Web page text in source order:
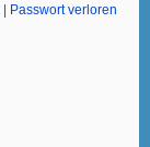
| Passwort verloren